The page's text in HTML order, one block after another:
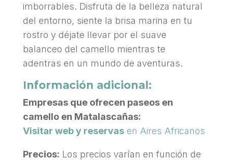
imborrables. Disfruta de la belleza natural
del entorno, siente la brisa marina en tu
rostro y déjate llevar por el suave
balanceo del camello mientras te
adentras en un mundo de aventuras.
Información adicional:
Empresas que ofrecen paseos en
camello en Matalascañas:
Visitar web y reservasen Aires Africanos
Precios: Los precios varían en función de